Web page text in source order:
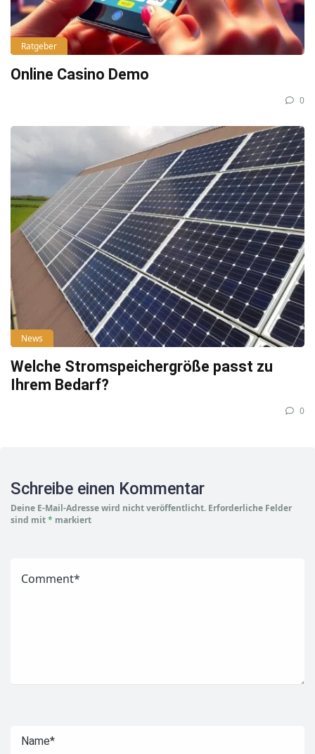
Ratgeber
Online Casino Demo
0
News
Welche Stromspeichergröße passt zu
Ihrem Bedarf?
0
Schreibe einen Kommentar
Deine E-Mail-Adresse wird nicht veröffentlicht. Erforderliche Felder
sind mit* markiert